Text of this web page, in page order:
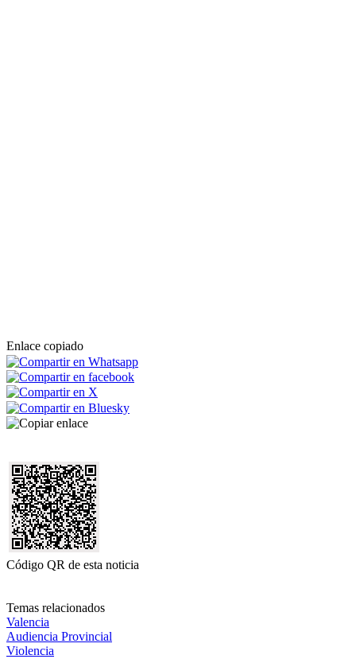
Enlace copiado
Código QR de esta noticia
Temas relacionados
Valencia
Audiencia Provincial
Violencia